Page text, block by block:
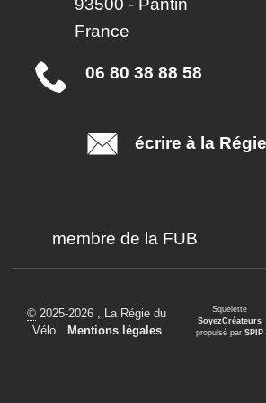
93500 - Pantin
France
06 80 38 88 58
écrire à la
membre de la FUB
© 2025-2026 , La Régie du
Vélo
Mentions légales
Squelette
SoyezCréateurs
propulsé par SPIP